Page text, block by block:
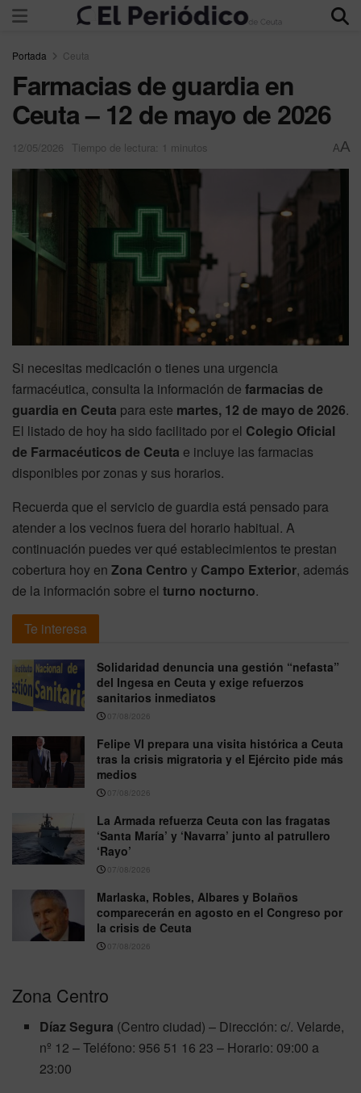
Portada Ceuta
Farmacias de guardia en
Ceuta – 12 de mayo de 2026
12/05/2026 Tiempo de lectura: 1 minutos AA
Si necesitas medicación o tienes una urgencia
farmacéutica, consulta la información de farmacias de
guardia en Ceuta para este martes, 12 de mayo de 2026.
El listado de hoy ha sido facilitado por el Colegio Oficial
de Farmacéuticos de Ceuta e incluye las farmacias
disponibles por zonas y sus horarios.
Recuerda que el servicio de guardia está pensado para
atender a los vecinos fuera del horario habitual. A
continuación puedes ver qué establecimientos te prestan
cobertura hoy en Zona Centro y Campo Exterior, además
de la información sobre el turno nocturno.
Te interesa
Solidaridad denuncia una gestión “nefasta”
del Ingesa en Ceuta y exige refuerzos
sanitarios inmediatos
07/08/2026
Felipe VI prepara una visita histórica a Ceuta
tras la crisis migratoria y el Ejército pide más
medios
07/08/2026
La Armada refuerza Ceuta con las fragatas
‘Santa María’ y ‘Navarra’ junto al patrullero
‘Rayo’
07/08/2026
Marlaska, Robles, Albares y Bolaños
comparecerán en agosto en el Congreso por
la crisis de Ceuta
07/08/2026
Zona Centro
Díaz Segura (Centro ciudad) – Dirección: c/. Velarde,
nº 12 – Teléfono: 956 51 16 23 – Horario: 09:00 a
23:00